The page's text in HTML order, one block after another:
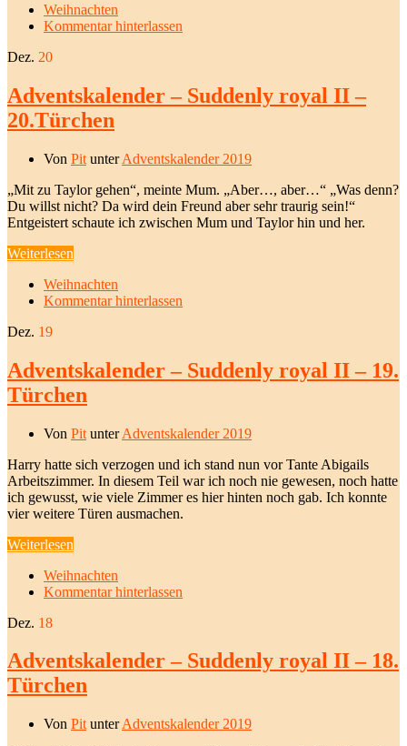
Weihnachten
Kommentar hinterlassen
Dez. 20
Adventskalender – Suddenly royal II –
20.Türchen
Von Pit unterAdventskalender 2019
„Mit zu Taylor gehen“, meinte Mum. „Aber…, aber…“ „Was denn?
Du willst nicht? Da wird dein Freund aber sehr traurig sein!“
Entgeistert schaute ich zwischen Mum und Taylor hin und her.
Weiterlesen
Weihnachten
Kommentar hinterlassen
Dez. 19
Adventskalender – Suddenly royal II – 19.
Türchen
Von Pit unterAdventskalender 2019
Harry hatte sich verzogen und ich stand nun vor Tante Abigails
Arbeitszimmer. In diesem Teil war ich noch nie gewesen, noch hatte
ich gewusst, wie viele Zimmer es hier hinten noch gab. Ich konnte
vier weitere Türen ausmachen.
Weiterlesen
Weihnachten
Kommentar hinterlassen
Dez. 18
Adventskalender – Suddenly royal II – 18.
Türchen
Von Pit unterAdventskalender 2019